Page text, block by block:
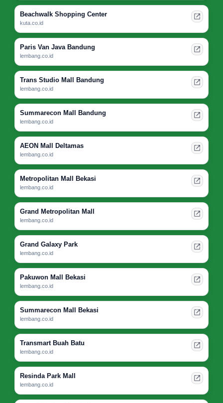
Beachwalk Shopping Center
kuta.co.id
Paris Van Java Bandung
lembang.co.id
Trans Studio Mall Bandung
lembang.co.id
Summarecon Mall Bandung
lembang.co.id
AEON Mall Deltamas
lembang.co.id
Metropolitan Mall Bekasi
lembang.co.id
Grand Metropolitan Mall
lembang.co.id
Grand Galaxy Park
lembang.co.id
Pakuwon Mall Bekasi
lembang.co.id
Summarecon Mall Bekasi
lembang.co.id
Transmart Buah Batu
lembang.co.id
Resinda Park Mall
lembang.co.id